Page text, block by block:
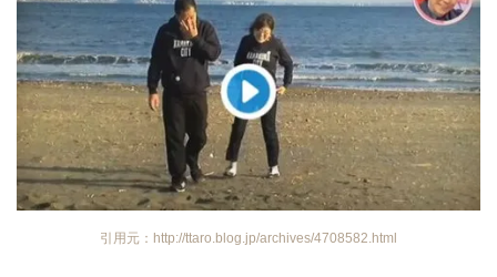
引用元：http://ttaro.blog.jp/archives/4708582.html